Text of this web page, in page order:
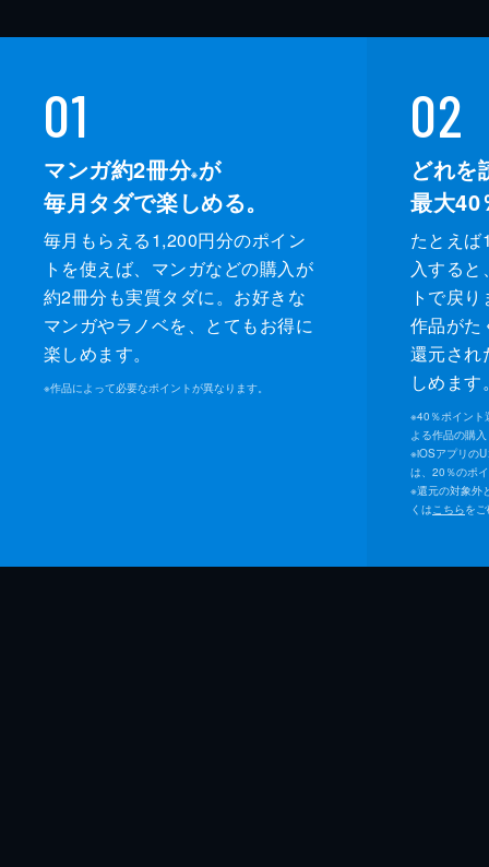
01
マンガ約2冊分※が
毎月タダで楽しめる。
毎月もらえる1,200円分のポイン
トを使えば、マンガなどの購入が
約2冊分も実質タダに。お好きな
マンガやラノベを、とてもお得に
楽しめます。
※作品によって必要なポイントが異なります。
02
どれを
最大40
たとえ
入する
トで戻
作品がた
還元され
しめます
※40％ポイント
よる作品の購
※iOSアプリの
は、20％のポ
※還元の対象外
くはこちらを